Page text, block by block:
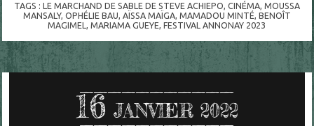
TAGS : LE MARCHAND DE SABLE DE STEVE ACHIEPO, CINÉMA, MOUSSA
MANSALY, OPHÉLIE BAU, AÏSSA MAÏGA, MAMADOU MINTÉ, BENOÎT
MAGIMEL,MARIAMA GUEYE,FESTIVAL ANNONAY 2023
16 JANVIER 2022